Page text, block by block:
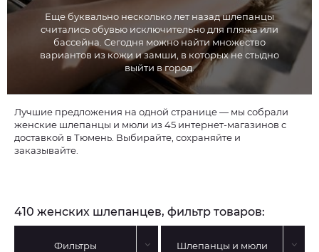
Еще буквально несколько лет назад шлепанцы
считались обувью исключительно для пляжа или
бассейна. Сегодня можно найти множество
вариантов из кожи и замши, в которых не стыдно
выйти в город.
Лучшие предложения на одной странице — мы собрали
женские шлепанцы и мюли из 45 интернет-магазинов с
доставкой в Тюмень. Выбирайте, сохраняйте и
заказывайте.
410 женских шлепанцев, фильтр товаров:
Фильтры Шлепанцы и мюли